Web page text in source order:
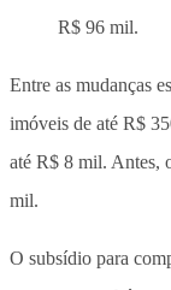
R$ 96 mil.
Entre as mudanças
imóveis de até R$
até R$ 8 mil. Antes,
mil.
O subsídio para